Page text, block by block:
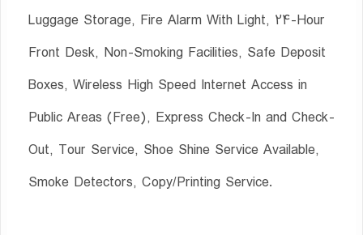
Luggage Storage, Fire Alarm With Light, 24-Hour
Front Desk, Non-Smoking Facilities, Safe Deposit
Boxes, Wireless High Speed Internet Access in
Public Areas (Free), Express Check-In and Check-
Out, Tour Service, Shoe Shine Service Available,
Smoke Detectors, Copy/Printing Service.